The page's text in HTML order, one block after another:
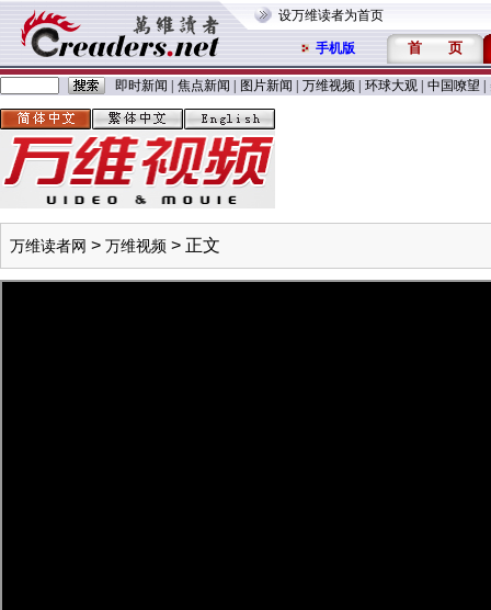
设万维读者为首页
手机版 首 页
即时新闻 焦点新闻 图片新闻 万维视频 环球大观 中国嘹望
万维读者网 > 万维视频 > 正文